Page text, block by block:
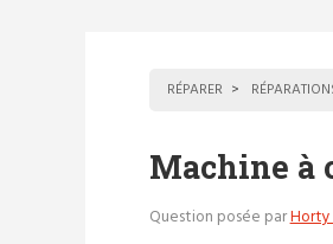
RÉPARER
Machine à
Question posée parHorty